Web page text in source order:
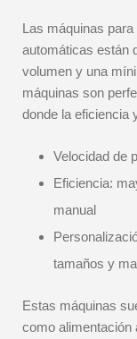
Las máquinas
automáticas están
volumen y una
máquinas son
donde la eficiencia
Velocidad de
Eficiencia:
manual
tamaños y
Estas máquinas
como alimentación